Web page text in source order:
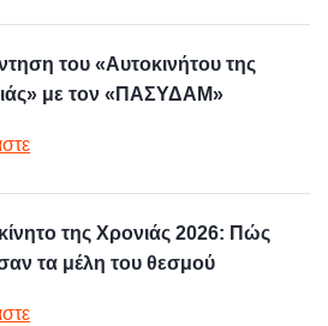
του «Αυτοκινήτου της
με τον «ΠΑΣΥΔΑΜ»
της Χρονιάς 2026: Πώς
τα μέλη του θεσμού